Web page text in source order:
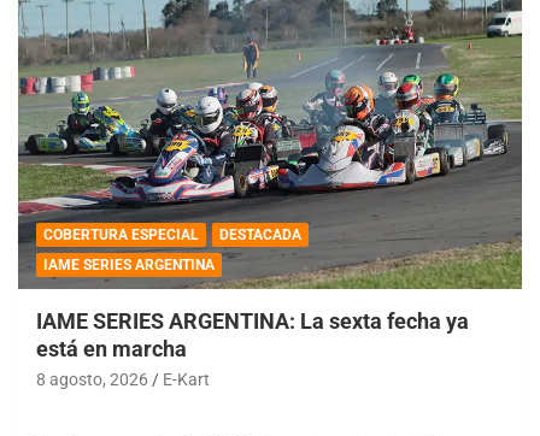
COBERTURA ESPECIAL
DESTACADA
IAME SERIES ARGENTINA
IAME SERIES ARGENTINA: La sexta fecha ya
está en marcha
8 agosto, 2026 E-Kart